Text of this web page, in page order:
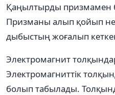
Қаңылтырды призмамен
Призманы алып қойып
дыбыстың жоғалып
Электромагнит
Электромагниттік
болып табылады.